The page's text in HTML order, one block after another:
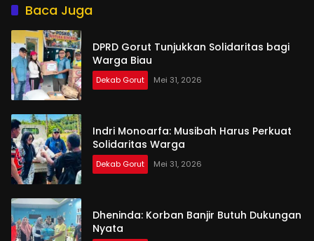
Baca Juga
DPRD Gorut Tunjukkan Solidaritas bagi
Warga Biau
Dekab Gorut Mei 31, 2026
Indri Monoarfa: Musibah Harus Perkuat
Solidaritas Warga
Dekab Gorut Mei 31, 2026
Dheninda: Korban Banjir Butuh Dukungan
Nyata